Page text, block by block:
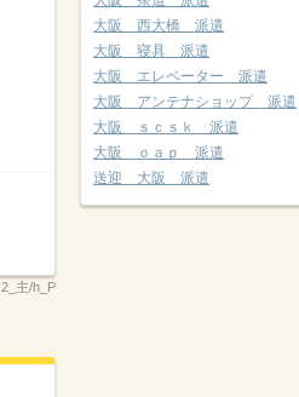
主/h_P
大阪 西大橋 派遣
大阪 寝具 派遣
大阪 エレベーター 派遣
大阪 アンテナショップ 派遣
大阪 ｓｃｓｋ 派遣
大阪 ｏａｐ 派遣
送迎 大阪 派遣